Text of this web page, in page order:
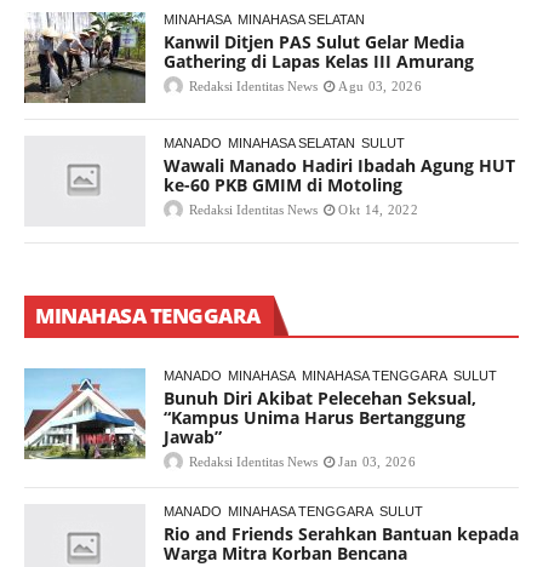
MINAHASA MINAHASA SELATAN
Kanwil Ditjen PAS Sulut Gelar Media
Gathering di Lapas Kelas III Amurang
Redaksi Identitas News Agu 03, 2026
MANADO MINAHASA SELATAN SULUT
Wawali Manado Hadiri Ibadah Agung HUT
ke-60 PKB GMIM di Motoling
Redaksi Identitas News Okt 14, 2022
MINAHASA TENGGARA
MANADO MINAHASA MINAHASA TENGGARA SULUT
Bunuh Diri Akibat Pelecehan Seksual,
“Kampus Unima Harus Bertanggung
Jawab”
Redaksi Identitas News Jan 03, 2026
MANADO MINAHASA TENGGARA SULUT
Rio and Friends Serahkan Bantuan kepada
Warga Mitra Korban Bencana